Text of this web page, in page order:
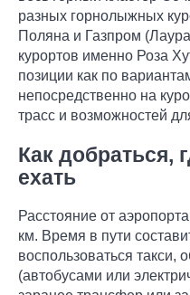
разных горнолыжных
Поляна и Газпром
курортов именно Роза
позиции как по
непосредственно на
трасс и возможностей
Как добраться,
ехать
Расстояние от
км. Время в пути
воспользоваться
(автобусами или